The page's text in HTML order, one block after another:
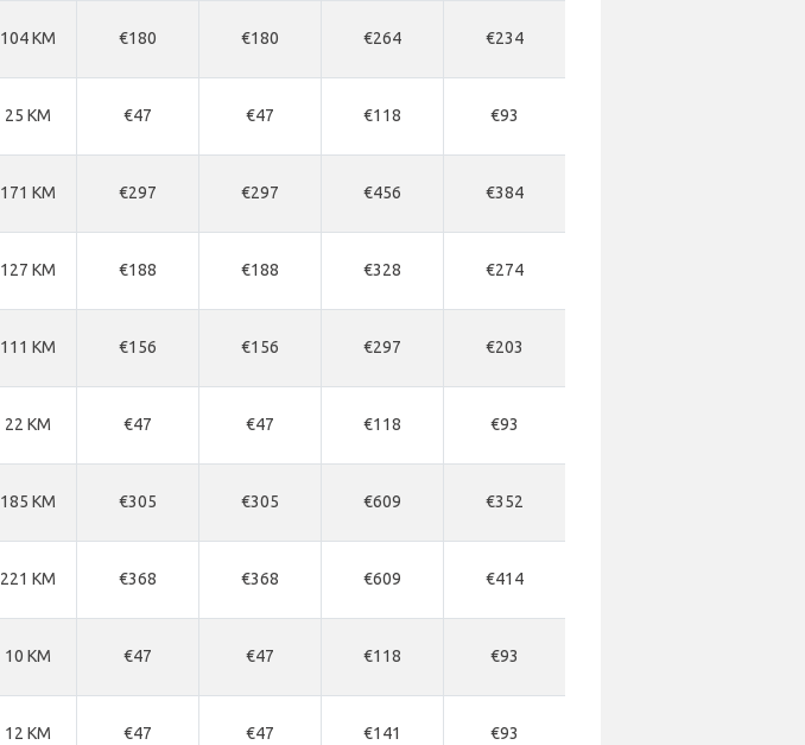
104 KM €180 €180 €264 €234
25 KM €47 €47 €118 €93
171 KM €297 €297 €456 €384
127 KM €188 €188 €328 €274
111 KM €156 €156 €297 €203
22 KM €47 €47 €118 €93
185 KM €305 €305 €609 €352
221 KM €368 €368 €609 €414
10 KM €47 €47 €118 €93
12 KM €47 €47 €141 €93